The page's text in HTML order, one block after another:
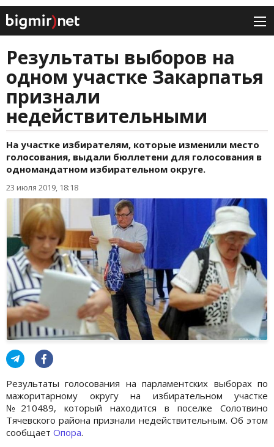
Результаты выборов на
одном участке Закарпатья
признали
недействительными
На участке избирателям, которые изменили место
голосования, выдали бюллетени для голосования в
одномандатном избирательном округе.
23 июля 2019, 18:18
Результаты голосования на парламентских выборах по
мажоритарному округу на избирательном участке
№210489, который находится в поселке Солотвино
Тячевского района признали недействительным. Об этом
сообщает Опора.